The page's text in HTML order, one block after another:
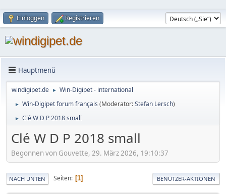
Einloggen Registrieren
Hauptmenü
windigipet.de ► Win-Digipet - international
► Win-Digipet forum français (Moderator:Stefan Lersch)
► Clé W D P 2018 small
Clé W D P 2018 small
Begonnen von Gouvette, 29. März 2026, 19:10:37
NACH UNTEN Seiten 1 BENUTZER-AKTIONEN